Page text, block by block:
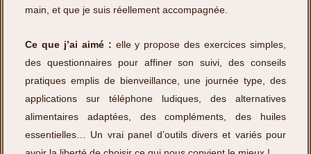
main, et que je suis réellement accompagnée.
Ce que j’ai aimé : elle y propose des exercices simples,
des questionnaires pour affiner son suivi, des conseils
pratiques emplis de bienveillance, une journée type, des
applications sur téléphone ludiques, des alternatives
alimentaires adaptées, des compléments, des huiles
essentielles… Un vrai panel d’outils divers et variés pour